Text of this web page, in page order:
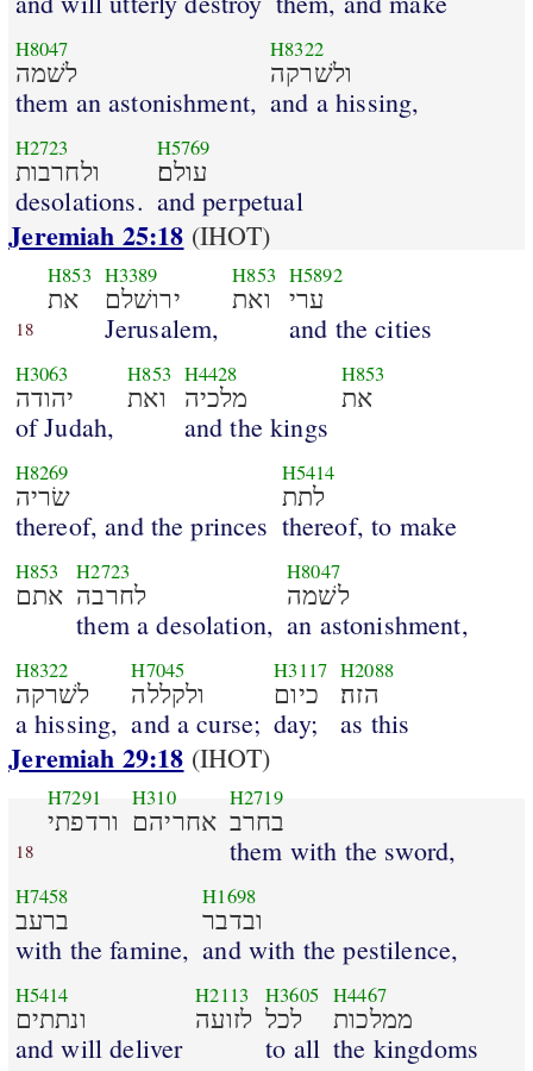
H8047
לשׁמה
them an astonishment,
H8322
ולשׁרקה
and a hissing,
H2723
ולחרבות
desolations.
H5769
עולם׃
and perpetual
Jeremiah 25:18 (IHOT)
18
H853
את
H3389
ירושׁלם
Jerusalem,
H853
ואת
H5892
ערי
and the cities
H3063
יהודה
of Judah,
H853
ואת
H4428
מלכיה
and the kings
H853
את
H8269
שׂריה
thereof, and the princes
H5414
לתת
thereof, to make
H853
אתם
H2723
לחרבה
them a desolation,
H8047
לשׁמה
an astonishment,
H8322
לשׁרקה
a hissing,
H7045
ולקללה
and a curse;
H3117
כיום
day;
H2088
הזה׃
as this
Jeremiah 29:18 (IHOT)
18
H7291
ורדפתי
H310
אחריהם
H2719
בחרב
them with the sword,
H7458
ברעב
with the famine,
H1698
ובדבר
and with the pestilence,
H5414
ונתתים
and will deliver
H2113
לזועה
H3605
לכל
to all
H4467
ממלכות
the kingdoms